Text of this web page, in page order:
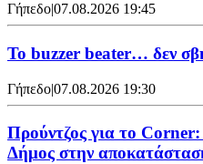
Γήπεδο|07.08.2026 19:45
Το buzzer beater… δεν
Γήπεδο|07.08.2026 19:30
Προύντζος για το
Δήμος στην